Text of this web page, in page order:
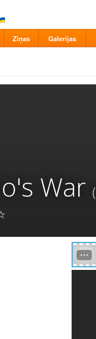
Ziņas Galerijas
War